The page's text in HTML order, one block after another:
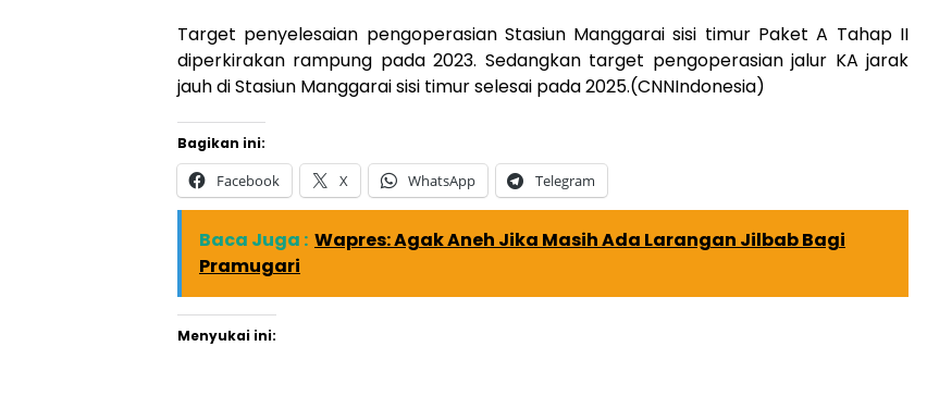
Target penyelesaian pengoperasian Stasiun Manggarai sisi timur Paket A Tahap II
diperkirakan rampung pada 2023. Sedangkan target pengoperasian jalur KA jarak
jauh di Stasiun Manggarai sisi timur selesai pada 2025.(CNNIndonesia)
Bagikan ini:
Facebook X WhatsApp Telegram
Baca Juga : Wapres: Agak Aneh Jika Masih Ada Larangan Jilbab Bagi
Pramugari
Menyukai ini: